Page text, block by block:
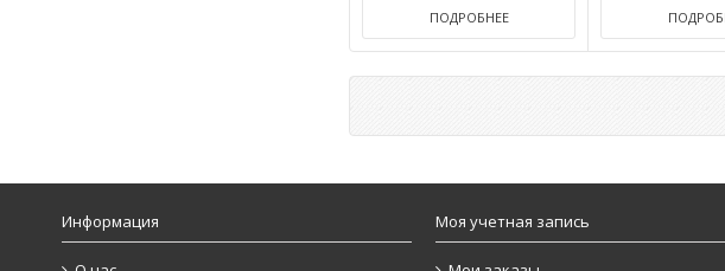
ПОДРОБНЕЕ
Информация Моя учетная запись